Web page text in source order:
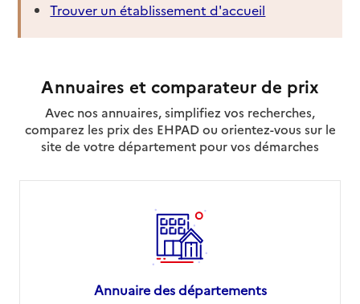
Trouver un établissement d'accueil
Annuaires et comparateur de prix
Avec nos annuaires, simplifiez vos recherches,
comparez les prix des EHPAD ou orientez-vous sur le
site de votre département pour vos démarches
Annuaire des départements